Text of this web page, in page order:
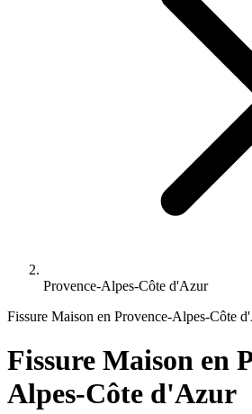
Provence-Alpes-Côte d'Azur
Fissure Maison en Provence-Alpes-Côte
Fissure Maison en
Alpes-Côte d'Azur